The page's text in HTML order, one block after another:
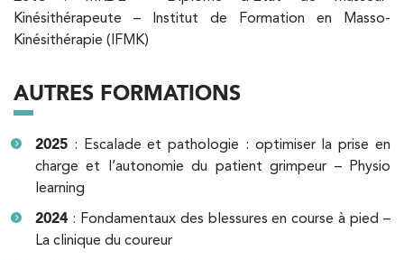
Kinésithérapeute – Institut de Formation en Masso-
Kinésithérapie (IFMK)
AUTRES FORMATIONS
2025 : Escalade et pathologie : optimiser la prise en
charge et l’autonomie du patient grimpeur – Physio
learning
2024 : Fondamentaux des blessures en course à pied –
La clinique du coureur
IK Boulogne – 92
Billancourt
3 Av. André Morizet 92100 Boulogne-
Billancourt
PRENDRE RDV
PRENDRE RDV